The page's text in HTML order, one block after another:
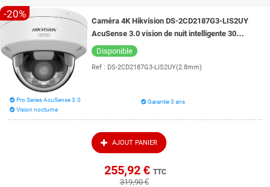
-20%
Caméra 4K Hikvision DS-2CD2187G3-LIS2UY
AcuSense 3.0 vision de nuit intelligente 30
mètres ColorVu 3.0
Disponible
Ref : DS-2CD2187G3-LIS2UY(2.8mm)
Pro Series AcuSense 3.0
Vision nocturne
Garantie 3 ans
AJOUT PANIER
255,92 € TTC
319,90 €